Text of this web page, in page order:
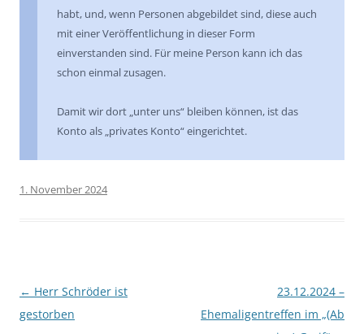
habt, und, wenn Personen abgebildet sind, diese auch
mit einer Veröffentlichung in dieser Form
einverstanden sind. Für meine Person kann ich das
schon einmal zusagen.
Damit wir dort „unter uns“ bleiben können, ist das
Konto als „privates Konto“ eingerichtet.
1. November 2024
Beitragsnavigation
← Herr Schröder ist
gestorben
23.12.2024 –
Ehemaligentreffen im „(Ab